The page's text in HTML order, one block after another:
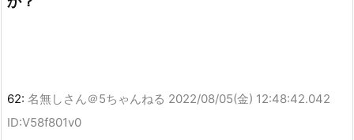
62: 名無しさん＠5ちゃんねる 2022/08/05(金) 12:48:42.042
ID:V58f801v0